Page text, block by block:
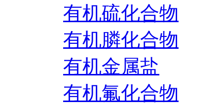
有机硫化合物
有机膦化合物
有机金属盐
有机氟化合物